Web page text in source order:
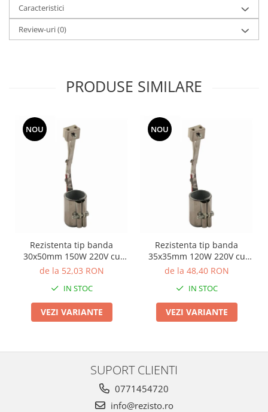
Caracteristici
Review-uri(0)
PRODUSE SIMILARE
NOU
Rezistenta tip banda
30x50mm 150W 220V cu
conector ceramic
de la 52,03 RON
IN STOC
VEZI VARIANTE
NOU
Rezistenta tip banda
35x35mm 120W 220V cu
conector ceramic
de la 48,40 RON
IN STOC
VEZI VARIANTE
SUPORT CLIENTI
0771454720
info@rezisto.ro